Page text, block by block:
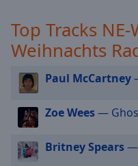
Beginning
dialog
Escape
cancel
and
close
Top Tracks NE-
Weihnachts
Paul McCartney
Zoe Wees—
Britney Spears—